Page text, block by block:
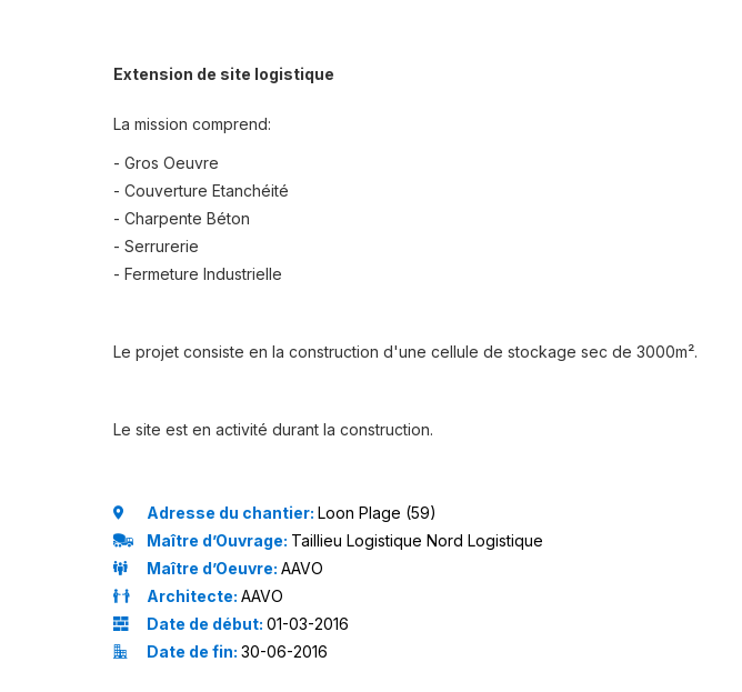
Extension de site logistique
La mission comprend:
- Gros Oeuvre
- Couverture Etanchéité
- Charpente Béton
- Serrurerie
- Fermeture Industrielle
Le projet consiste en la construction d'une cellule de stockage sec de 3000m².
Le site est en activité durant la construction.
Adresse du chantier: Loon Plage (59)
Maître d’Ouvrage: Taillieu Logistique Nord Logistique
Maître d’Oeuvre: AAVO
Architecte: AAVO
Date de début: 01-03-2016
Date de fin: 30-06-2016